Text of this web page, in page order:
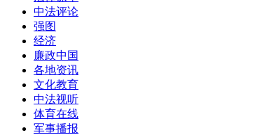
中法评论
强图
经济
廉政中国
各地资讯
文化教育
中法视听
体育在线
军事播报